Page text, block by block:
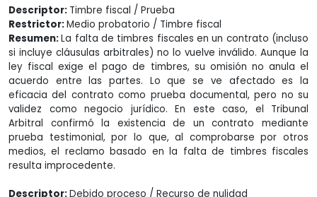
Descriptor: Timbre fiscal / Prueba
Restrictor:Medio probatorio / Timbre fiscal
Resumen:La falta de timbres fiscales en un contrato (incluso
si incluye cláusulas arbitrales) no lo vuelve inválido. Aunque la
ley fiscal exige el pago de timbres, su omisión no anula el
acuerdo entre las partes. Lo que se ve afectado es la
eficacia del contrato como prueba documental, pero no su
validez como negocio jurídico. En este caso, el Tribunal
Arbitral confirmó la existencia de un contrato mediante
prueba testimonial, por lo que, al comprobarse por otros
medios, el reclamo basado en la falta de timbres fiscales
resulta improcedente.
Descriptor:Debido proceso / Recurso de nulidad